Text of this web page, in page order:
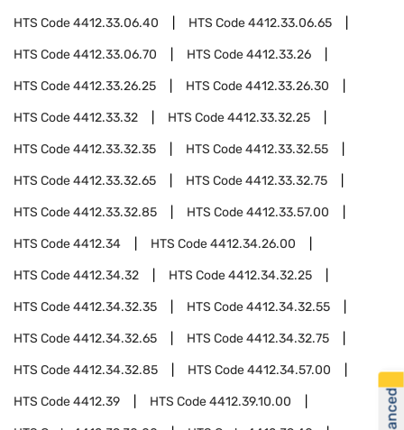
HTS Code4412.33.06.40 HTS Code4412.33.06.65
HTS Code4412.33.06.70 HTS Code4412.33.26
HTS Code4412.33.26.25 HTS Code4412.33.26.30
HTS Code4412.33.32 HTS Code4412.33.32.25
HTS Code4412.33.32.35 HTS Code4412.33.32.55
HTS Code4412.33.32.65 HTS Code4412.33.32.75
HTS Code4412.33.32.85 HTS Code4412.33.57.00
HTS Code4412.34 HTS Code4412.34.26.00
HTS Code4412.34.32 HTS Code4412.34.32.25
HTS Code4412.34.32.35 HTS Code4412.34.32.55
HTS Code4412.34.32.65 HTS Code4412.34.32.75
HTS Code4412.34.32.85 HTS Code4412.34.57.00
HTS Code4412.39 HTS Code4412.39.10.00